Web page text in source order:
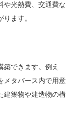
や光熱費、交通費な
ます。
築できます。例え
メタバース内で用意
建築物や建造物の構